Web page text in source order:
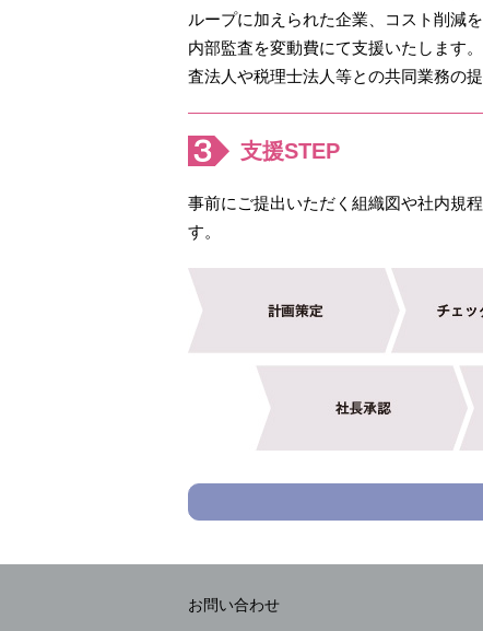
ループに加えられた企業、コスト削減
内部監査を変動費にて支援いたします
査法人や税理士法人等との共同業務の
支援STEP
事前にご提出いただく組織図や社内規
す。
お問い合わせ